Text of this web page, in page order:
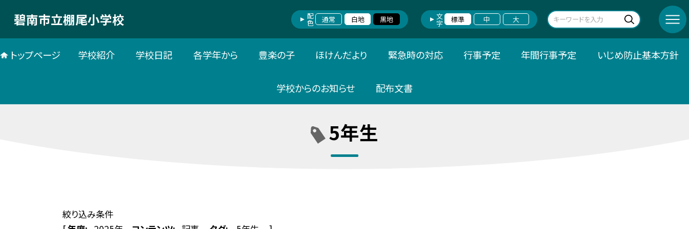
碧南市立棚尾小学校 配色 通常 白地 黒地 文字 標準 中 大
トップページ 学校紹介 学校日記 各学年から 豊楽の子 ほけんだより 緊急時の対応 行事予定 年間行事予定 いじめ防止基本方針
学校からのお知らせ 配布文書
5年生
絞り込み条件